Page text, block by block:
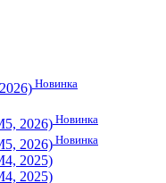
Новинка
2026)Новинка
2026)Новинка
2025)
2025)